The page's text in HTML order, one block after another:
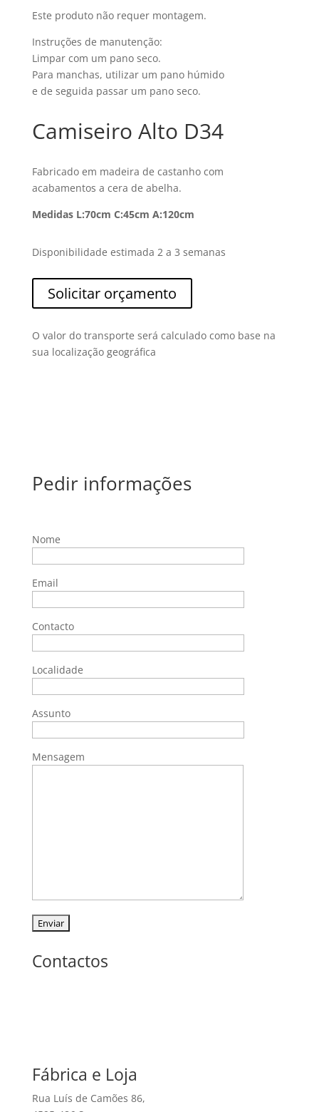
Este produto não requer montagem.
Instruções de manutenção:
Limpar com um pano seco.
Para manchas, utilizar um pano húmido
e de seguida passar um pano seco.
Camiseiro Alto D34
Fabricado em madeira de castanho com
acabamentos a cera de abelha.
Medidas L:70cm C:45cm A:120cm
Disponibilidade estimada 2 a 3 semanas
Solicitar orçamento
O valor do transporte será calculado como base na
sua localização geográfica
Pedir informações
Nome
Email
Contacto
Localidade
Assunto
Mensagem
Contactos
Fábrica e Loja
Rua Luís de Camões 86,